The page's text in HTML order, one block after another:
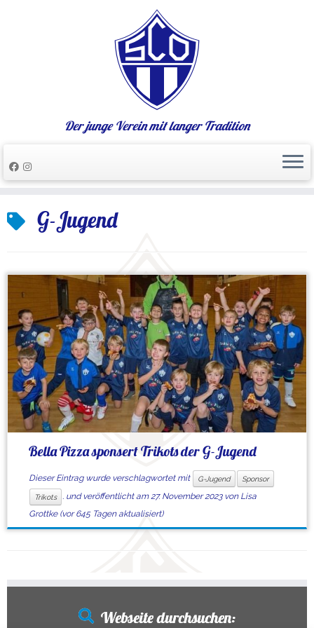
Inhalt
springen
Der junge Verein mit langer Tradition
G-Jugend
Bella Pizza sponsert Trikots der G-Jugend
Dieser Eintrag wurde verschlagwortet mit G-Jugend Sponsor
Trikots . und veröffentlicht am27. November 2023 von Lisa
Grottke(vor 645 Tagen aktualisiert)
Webseite durchsuchen: